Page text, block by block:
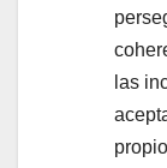
las